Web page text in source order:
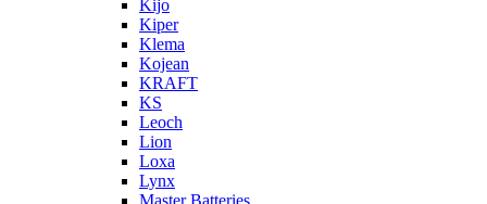
Kijo
Kiper
Klema
Kojean
KRAFT
KS
Leoch
Lion
Loxa
Lynx
Master Batteries